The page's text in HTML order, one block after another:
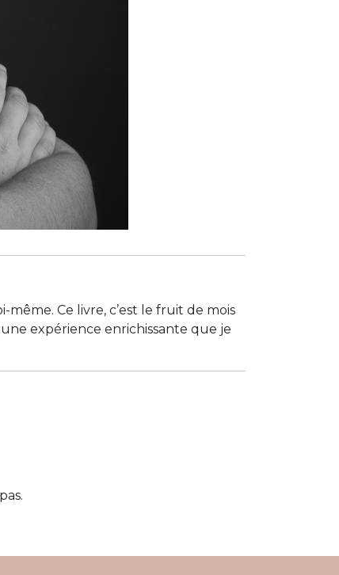
même. Ce livre, c’est le fruit de mois
expérience enrichissante que je